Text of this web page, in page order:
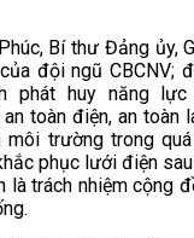
Bí thư Đảng ủy,
đội ngũ CBCNV;
phát huy năng lực
toàn điện, an toàn
trường trong
phục lưới điện
là trách nhiệm cộng